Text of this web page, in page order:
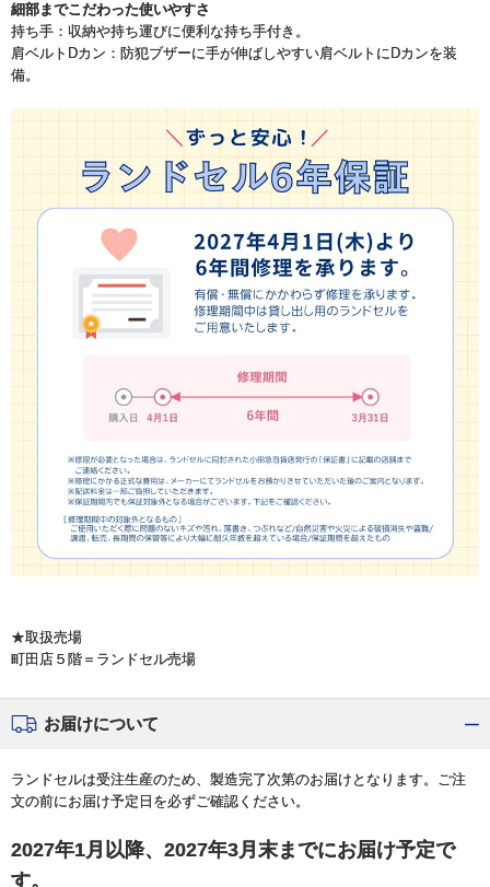
細部までこだわった使いやすさ
持ち手：収納や持ち運びに便利な持ち手付き。
肩ベルトDカン：防犯ブザーに手が伸ばしやすい肩ベルトにDカンを装
備。
★取扱売場
町田店５階＝ランドセル売場
お届けについて
ランドセルは受注生産のため、製造完了次第のお届けとなります。ご注
文の前にお届け予定日を必ずご確認ください。
2027年1月以降、2027年3月末までにお届け予定で
す。